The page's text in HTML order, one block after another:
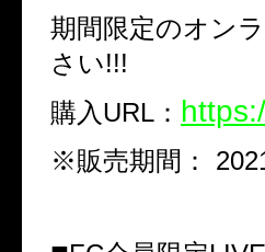
期間限定のオン
さい!!!
購入 URL ：
※販売期間：